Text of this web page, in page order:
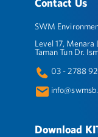
Contact Us
SWM
Level 17, Menara
Taman Tun Dr.
03 - 2788
Download